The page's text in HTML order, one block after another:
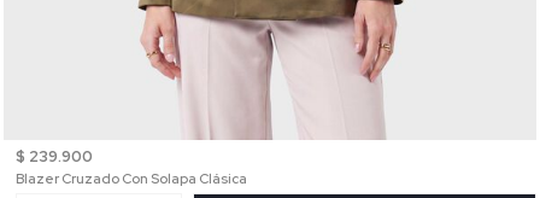
$ 239.900
Blazer Cruzado Con Solapa Clásica